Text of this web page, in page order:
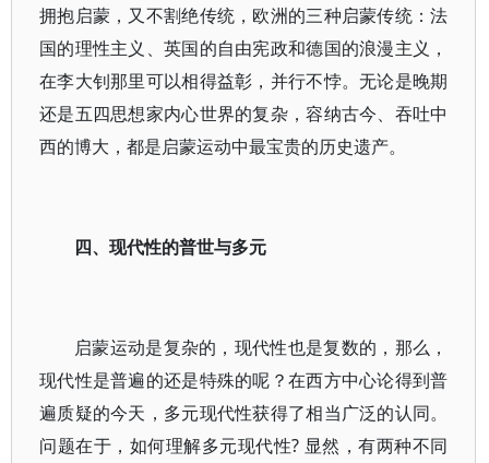
拥抱启蒙，又不割绝传统，欧洲的三种启蒙传统：法
国的理性主义、英国的自由宪政和德国的浪漫主义，
在李大钊那里可以相得益彰，并行不悖。无论是晚期
还是五四思想家内心世界的复杂，容纳古今、吞吐中
西的博大，都是启蒙运动中最宝贵的历史遗产。
四、现代性的普世与多元
启蒙运动是复杂的，现代性也是复数的，那么，
现代性是普遍的还是特殊的呢？在西方中心论得到普
遍质疑的今天，多元现代性获得了相当广泛的认同。
问题在于，如何理解多元现代性? 显然，有两种不同